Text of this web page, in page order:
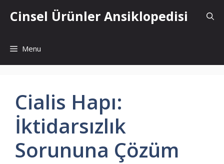
atlaCinsel Ürünler Ansiklopedisi
Menu
Cialis Hapı:
İktidarsızlık
Sorununa Çözüm